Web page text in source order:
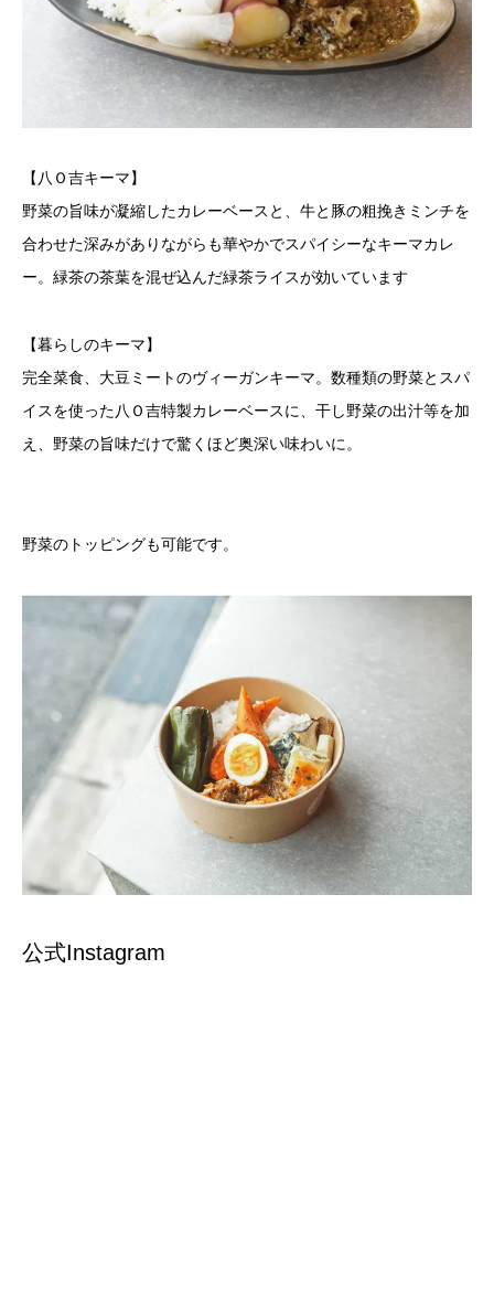
【八Ｏ吉キーマ】
野菜の旨味が凝縮したカレーベースと、牛と豚の粗挽きミンチを
合わせた深みがありながらも華やかでスパイシーなキーマカレ
ー。緑茶の茶葉を混ぜ込んだ緑茶ライスが効いています
【暮らしのキーマ】
完全菜食、大豆ミートのヴィーガンキーマ。数種類の野菜とスパ
イスを使った八Ｏ吉特製カレーベースに、干し野菜の出汁等を加
え、野菜の旨味だけで驚くほど奥深い味わいに。
野菜のトッピングも可能です。
公式Instagram